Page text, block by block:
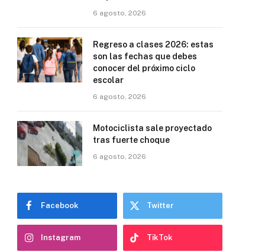
6 agosto, 2026
Regreso a clases 2026: estas
son las fechas que debes
conocer del próximo ciclo
escolar
6 agosto, 2026
Motociclista sale proyectado
tras fuerte choque
6 agosto, 2026
Facebook Twitter
Instagram TikTok